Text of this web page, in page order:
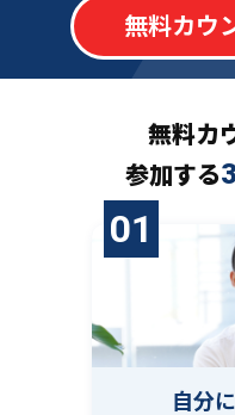
無料カウ
無料カ
参加する
01
自分